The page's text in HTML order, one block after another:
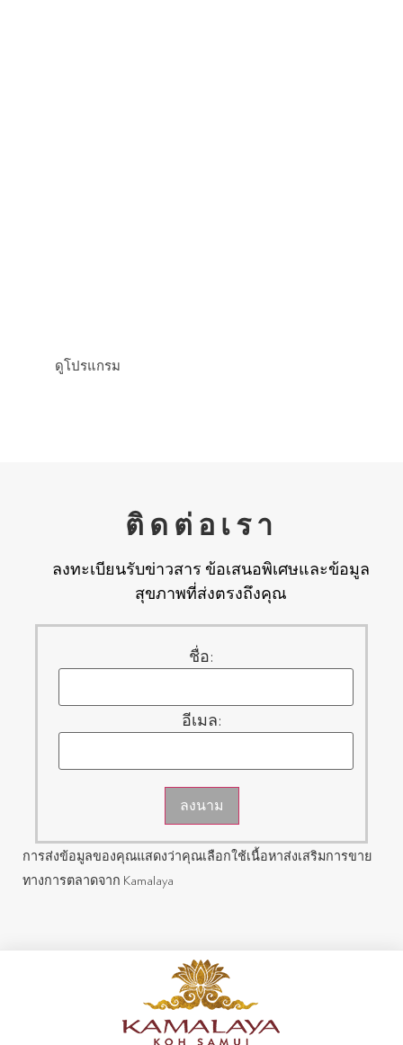
ดูโปรแกรม
ติดต่อเรา
ลงทะเบียนรับข่าวสาร ข้อเสนอพิเศษและข้อมูล
สุขภาพที่ส่งตรงถึงคุณ
ชื่อ:
อีเมล:
ลงนาม
การส่งข้อมูลของคุณแสดงว่าคุณเลือกใช้เนื้อหาส่งเสริมการขาย
ทางการตลาดจาก Kamalaya